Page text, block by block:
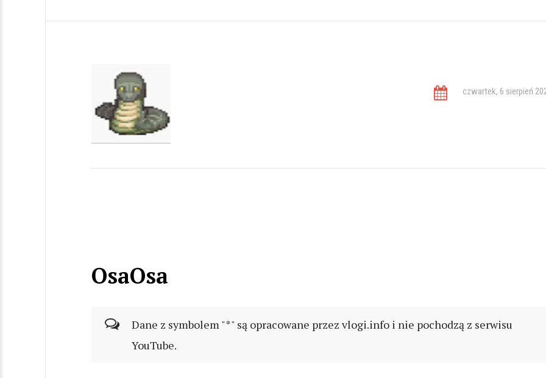
czwartek, 6 sierpień
OsaOsa
Dane z symbolem "*" są opracowane przez vlogi.info i nie pochodzą z serwisu
YouTube.